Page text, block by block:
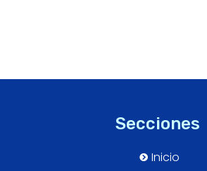
Secciones
Inicio